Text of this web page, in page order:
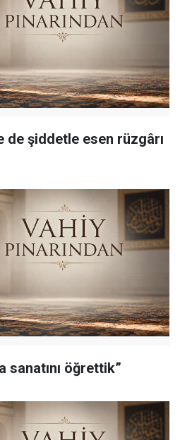
de şiddetle esen rüzgârı
sanatını öğrettik”